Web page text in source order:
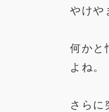
やけや
何かと
よね。
さらに